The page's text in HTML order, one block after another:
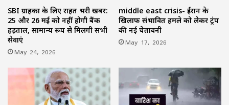
SBI ग्राहकों के लिए राहत भरी खबर:
25 और 26 मई को नहीं होगी बैंक
हड़ताल, सामान्य रूप से मिलेंगी सभी
सेवाएं
May 24, 2026
middle east crisis- ईरान के
खिलाफ संभावित हमले को लेकर ट्रंप
की नई चेतावनी
May 17, 2026